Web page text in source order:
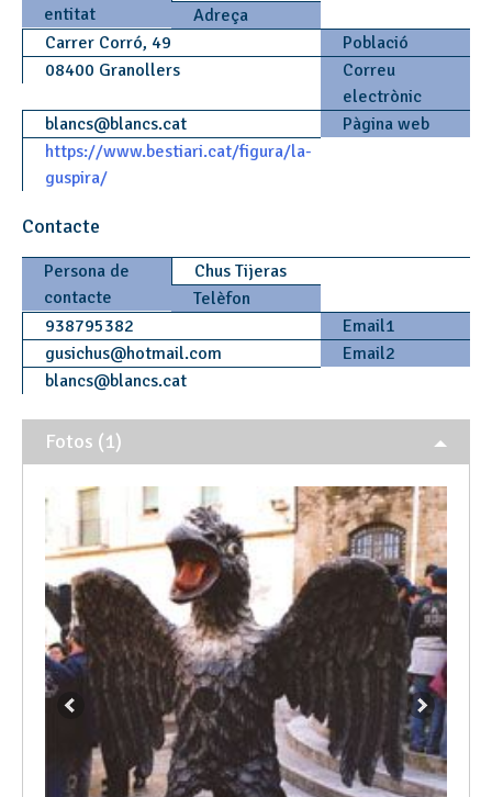
entitat
Adreça
Carrer Corró, 49
Població
08400 Granollers
Correu
electrònic
blancs@blancs.cat
Pàgina web
https://www.bestiari.cat/figura/la-
guspira/
Contacte
Persona de
contacte
Chus Tijeras
Telèfon
938795382
Email1
gusichus@hotmail.com
Email2
blancs@blancs.cat
Fotos (1)